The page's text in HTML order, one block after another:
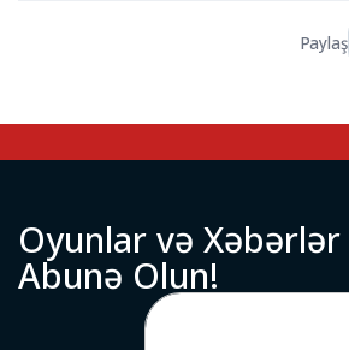
Paylaş
Oyunlarvə Xəbərlər
Abunə Olun!